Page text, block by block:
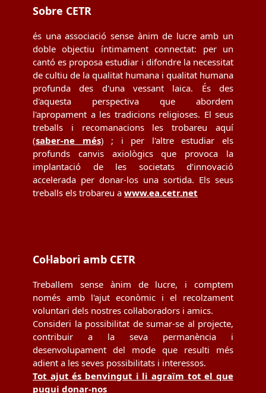
Sobre CETR
és una associació sense ànim de lucre amb un
doble objectiu íntimament connectat: per un
cantó es proposa estudiar i difondre la necessitat
de cultiu de la qualitat humana i qualitat humana
profunda des d'una vessant laica. És des
d'aquesta perspectiva que abordem
l'apropament a les tradicions religioses. El seus
treballs i recomanacions les trobareu aquí
(saber-ne més) ; i per l'altre estudiar els
profunds canvis axiològics que provoca la
implantació de les societats d’innovació
accelerada per donar-los una sortida. Els seus
treballs els trobareu a www.ea.cetr.net
Col·labori amb CETR
Treballem sense ànim de lucre, i comptem
només amb l'ajut econòmic i el recolzament
voluntari dels nostres col·laboradors i amics.
Consideri la possibilitat de sumar-se al projecte,
contribuir a la seva permanència i
desenvolupament del mode que resulti més
adient a les seves possibilitats i interessos.
Tot ajut és benvingut i li agraïm tot el que
pugui donar-nos